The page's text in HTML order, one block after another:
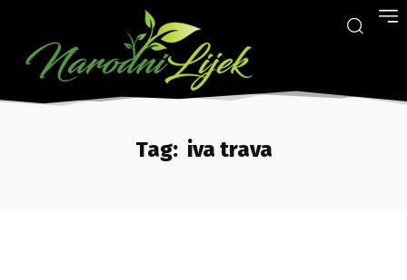
Tag: iva trava